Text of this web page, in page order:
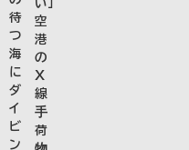
待
つ
海
に
ダ
イ
ビ
ン
空
港
の
Ｘ
線
手
荷